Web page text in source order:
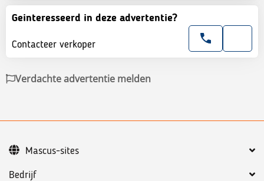
Geinteresseerd in deze advertentie?
Contacteer verkoper
Verdachte advertentie melden
Bedrijf
Mascus-sites